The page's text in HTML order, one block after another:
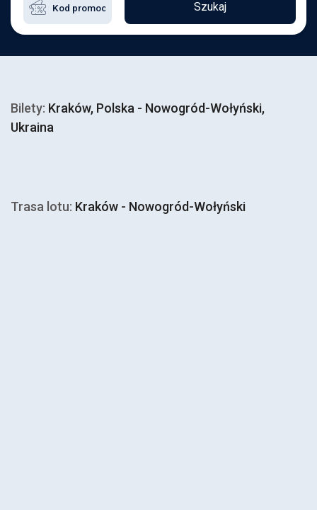
Szukaj
Bilety: Kraków, Polska - Nowogród-Wołyński,
Ukraina
Trasa lotu: Kraków - Nowogród-Wołyński